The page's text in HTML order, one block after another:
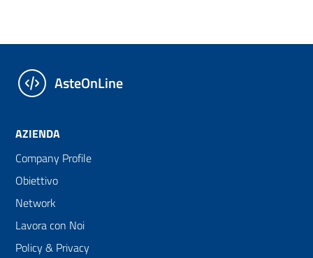
AsteOnLine
AZIENDA
Company Profile
Obiettivo
Network
Lavora con Noi
Policy & Privacy